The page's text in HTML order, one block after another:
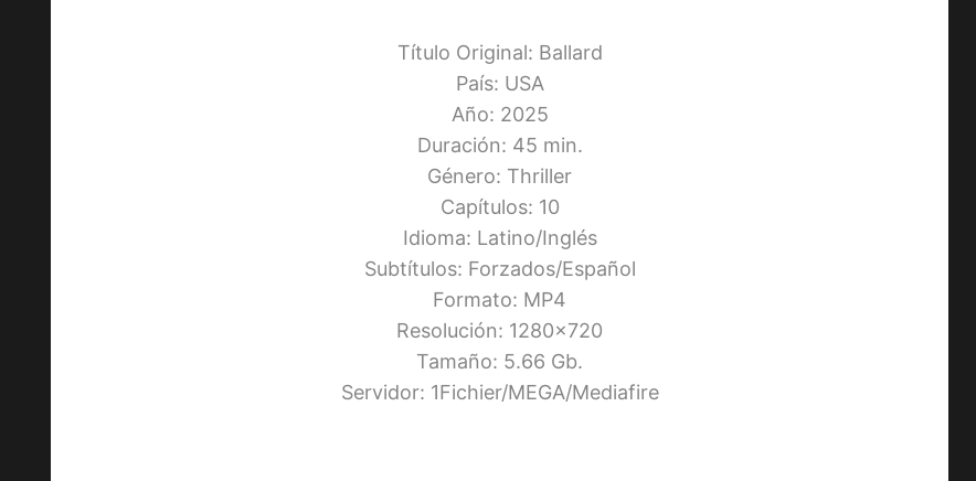
Título Original: Ballard
País: USA
Año: 2025
Duración: 45 min.
Género: Thriller
Capítulos: 10
Idioma: Latino/Inglés
Subtítulos: Forzados/Español
Formato: MP4
Resolución: 1280×720
Tamaño: 5.66 Gb.
Servidor: 1Fichier/MEGA/Mediafire